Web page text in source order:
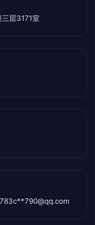
层3171室
790@qq.com